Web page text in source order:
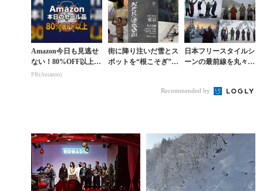
Amazon今日も見逃せ
ない！80%OFF以上が
続々登場
PR(Amazon)
街に降り注いだ雪とス
ポットを“根こそぎ”追
ストリートスノ...
日本フリースタイルシ
ーンの最前線を丸々1
Recommended by